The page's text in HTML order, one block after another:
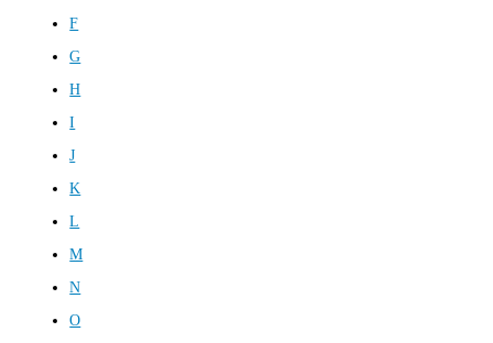
F
G
H
I
J
K
L
M
N
O